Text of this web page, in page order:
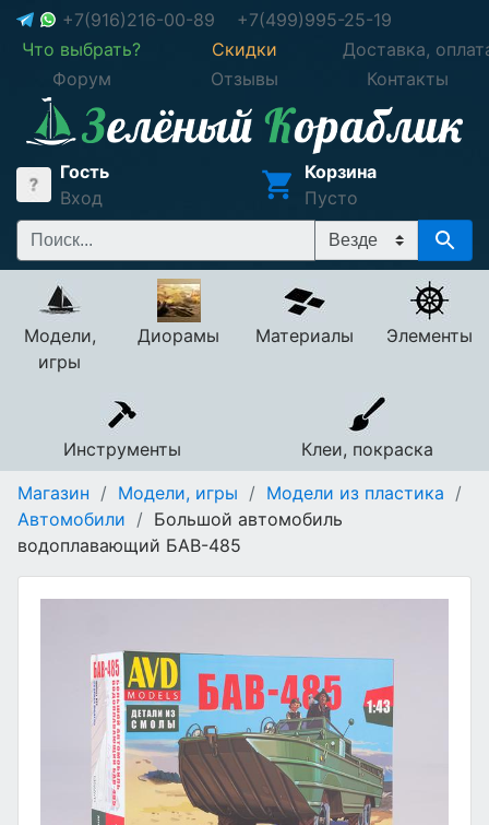
+7(916)216-00-89
+7(499)995-25-19
Что выбрать?
Скидки
Доставка,
Форум
Отзывы Контакты
Гость
Вход
Корзина
Пусто
Модели,
игры
Диорамы Материалы Элементы
Инструменты
Клеи, покраска
Магазин / Модели, игры / Модели из пластика /
Автомобили / Большой автомобиль
водоплавающий БАВ-485